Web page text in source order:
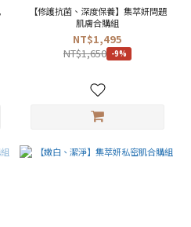
【修護抗菌、深度保養】集萃妍問題
肌膚合購組
NT$1,495
NT$1,650 -9%